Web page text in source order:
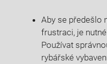
Aby se předešlo
frustraci, je‌
Používat
rybářské